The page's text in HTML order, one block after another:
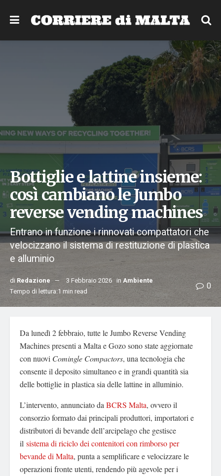
Bottiglie e lattine insieme:
così cambiano le Jumbo
reverse vending machines
Entrano in funzione i rinnovati compattatori che
velocizzano il sistema di restituzione di plastica
e alluminio
di Redazione 3 Febbraio 2026 in Ambiente
Tempo di lettura:1 min read
0
Da lunedì 2 febbraio, tutte le Jumbo Reverse Vending
Machines presenti a Malta e Gozo sono state aggiornate
con nuovi Comingle Compactors, una tecnologia che
consente il deposito simultaneo e in grandi quantità sia
delle bottiglie in plastica sia delle lattine in alluminio.
L’intervento, annunciato da BCRS Malta, ovvero il
consorzio formato dai principali produttori, importatori e
distributori di bevande dell’arcipelago che gestisce
il sistema di riciclo dei contenitori con rimborso per
bevande di Malta, punta a semplificare e velocizzare le
operazioni fronte utenti, rendendo più agevole per i